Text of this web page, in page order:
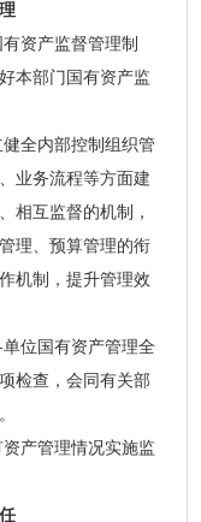
资产监督管理制
本部门国有资产监
全内部控制组织管
业务流程等方面建
相互监督的机制，
理、预算管理的衔
机制，提升管理效
位国有资产管理全
检查，会同有关部
产管理情况实施监